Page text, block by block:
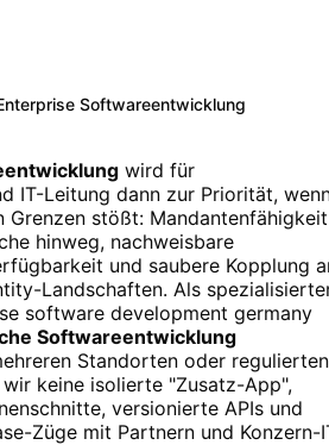
Softwareentwicklung
wird für
IT-Leitung dann zur Priorität,
Grenzen stößt: Mandantenfähigkeit
hinweg, nachweisbare
und saubere Kopplung
Landschaften. Als
software development germany
Softwareentwicklung
Standorten oder regulierten
keine isolierte "Zusatz-App",
versionierte APIs und
Züge mit Partnern und Konzern-